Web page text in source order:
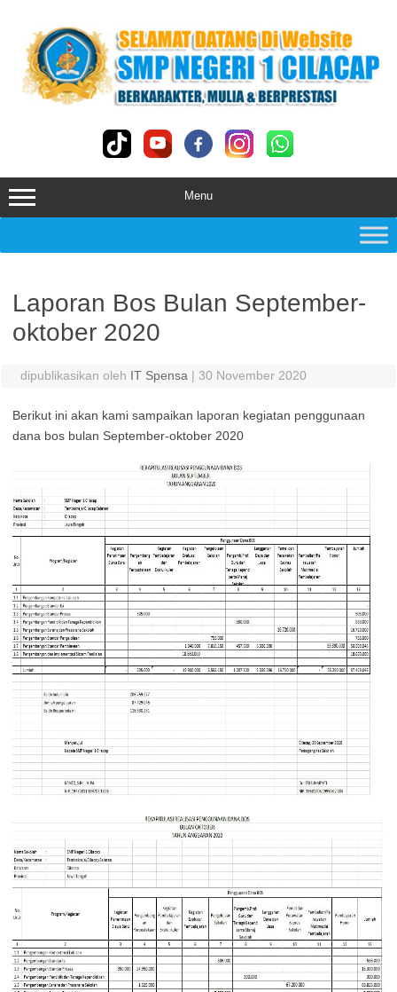
content
Menu
Laporan Bos Bulan September-
oktober 2020
dipublikasikan oleh IT Spensa | 30 November 2020
Berikut ini akan kami sampaikan laporan kegiatan penggunaan
dana bos bulan September-oktober 2020